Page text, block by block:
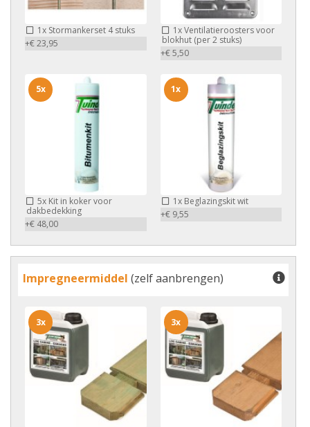
1x Stormankerset 4 stuks
+€ 23,95
1xVentilatieroosters voor
blokhut (per 2 stuks)
+€ 5,50
5x Kit in koker voor
dakbedekking
+€ 48,00
5x
1xBeglazingskit wit
+€ 9,55
1x
Impregneermiddel (zelf aanbrengen)
3x 3x